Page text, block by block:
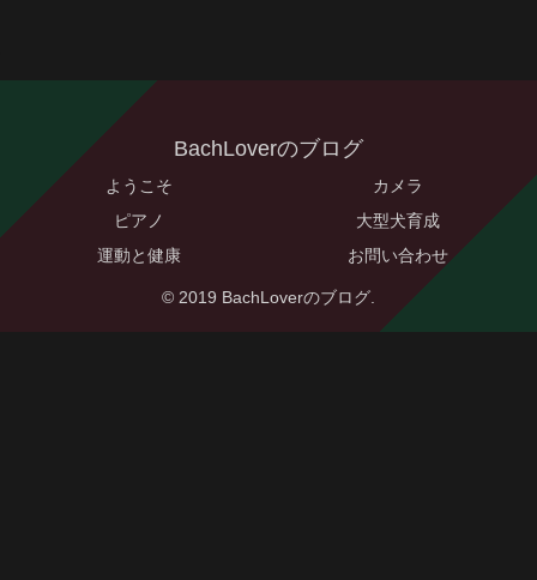
BachLoverのブログ
ようこそ
カメラ
ピアノ
大型犬育成
運動と健康
お問い合わせ
© 2019 BachLoverのブログ.